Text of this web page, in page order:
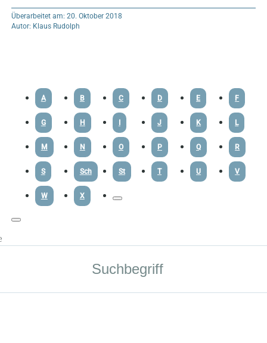
Überarbeitet am: 20. Oktober 2018
Autor: Klaus Rudolph
A B C D E F
G H I J K L
M N O P Q R
S Sch St T U V
W X